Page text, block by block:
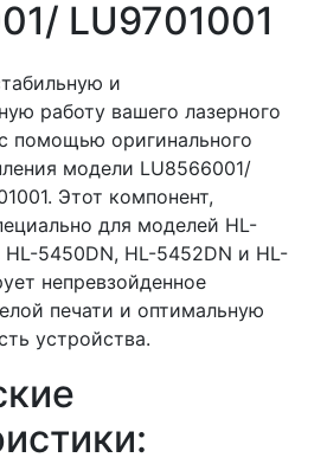
LU9701001
и
работу вашего лазерного
помощью оригинального
модели LU8566001/
Этот компонент,
для моделей HL-
5450DN, HL-5452DN и HL-
непревзойденное
печати и оптимальную
устройства.